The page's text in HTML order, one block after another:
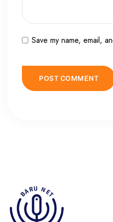
Save my name, email,